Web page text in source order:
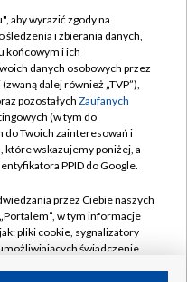
TVP
aby wyrazić zgody na
i zbierania danych,
końcowym i ich
danych osobowych przez
dalej również „TVP”),
pozostałych Zaufanych
(w tym do
do Twoich zainteresowań i
które wskazujemy poniżej, a
PPID do Google.
przez Ciebie naszych
w tym informacje
pliki cookie, sygnalizatory
świadczenie